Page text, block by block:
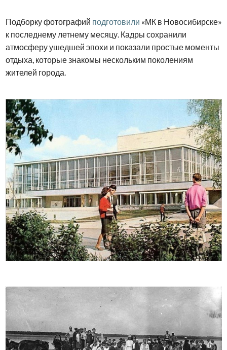
Подборку фотографий подготовили «МК в Новосибирске»
к последнему летнему месяцу. Кадры сохранили
атмосферу ушедшей эпохи и показали простые моменты
отдыха, которые знакомы нескольким поколениям
жителей города.